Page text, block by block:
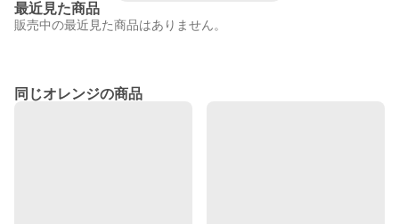
最近見た商品
販売中の最近見た商品はありません。
同じオレンジの商品